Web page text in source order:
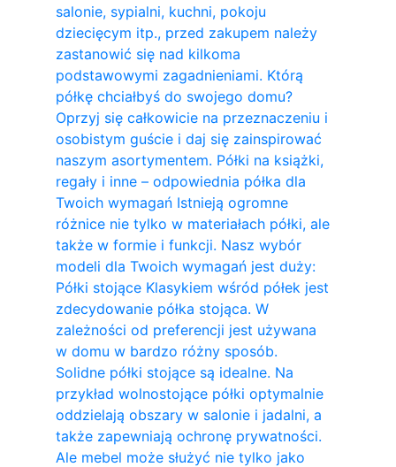
salonie, sypialni, kuchni, pokoju
dziecięcym itp., przed zakupem należy
zastanowić się nad kilkoma
podstawowymi zagadnieniami. Którą
półkę chciałbyś do swojego domu?
Oprzyj się całkowicie na przeznaczeniu i
osobistym guście i daj się zainspirować
naszym asortymentem. Półki na książki,
regały i inne – odpowiednia półka dla
Twoich wymagań Istnieją ogromne
różnice nie tylko w materiałach półki, ale
także w formie i funkcji. Nasz wybór
modeli dla Twoich wymagań jest duży:
Półki stojące Klasykiem wśród półek jest
zdecydowanie półka stojąca. W
zależności od preferencji jest używana
w domu w bardzo różny sposób.
Solidne półki stojące są idealne. Na
przykład wolnostojące półki optymalnie
oddzielają obszary w salonie i jadalni, a
także zapewniają ochronę prywatności.
Ale mebel może służyć nie tylko jako